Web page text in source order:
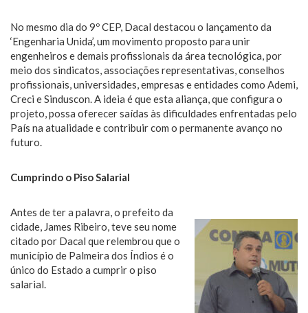
No mesmo dia do 9º CEP, Dacal destacou o lançamento da
‘Engenharia Unida’, um movimento proposto para unir
engenheiros e demais profissionais da área tecnológica, por
meio dos sindicatos, associações representativas, conselhos
profissionais, universidades, empresas e entidades como Ademi,
Creci e Sinduscon. A ideia é que esta aliança, que configura o
projeto, possa oferecer saídas às dificuldades enfrentadas pelo
País na atualidade e contribuir com o permanente avanço no
futuro.
Cumprindo o Piso Salarial
Antes de ter a palavra, o prefeito da
cidade, James Ribeiro, teve seu nome
citado por Dacal que relembrou que o
município de Palmeira dos Índios é o
único do Estado a cumprir o piso
salarial.